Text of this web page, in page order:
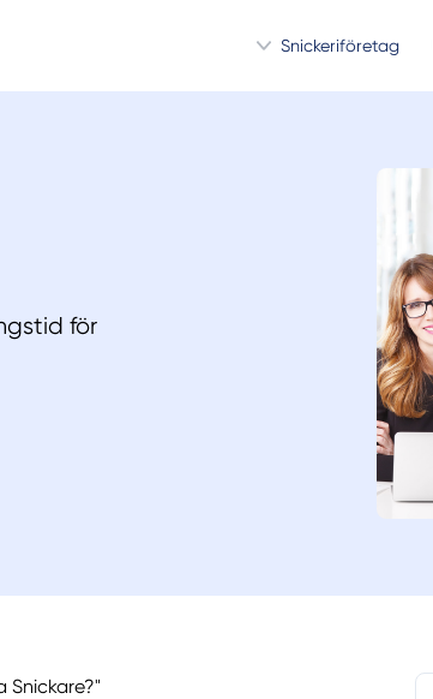
Snickeriföretag
för
Snickare?"